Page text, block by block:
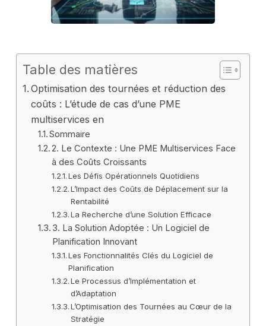
Table des matières
Optimisation des tournées et réduction des
coûts : L’étude de cas d’une PME
multiservices en
Sommaire
2. Le Contexte : Une PME Multiservices Face
à des Coûts Croissants
Les Défis Opérationnels Quotidiens
L’Impact des Coûts de Déplacement sur la
Rentabilité
La Recherche d’une Solution Efficace
3. La Solution Adoptée : Un Logiciel de
Planification Innovant
Les Fonctionnalités Clés du Logiciel de
Planification
Le Processus d’Implémentation et
d’Adaptation
L’Optimisation des Tournées au Cœur de la
Stratégie